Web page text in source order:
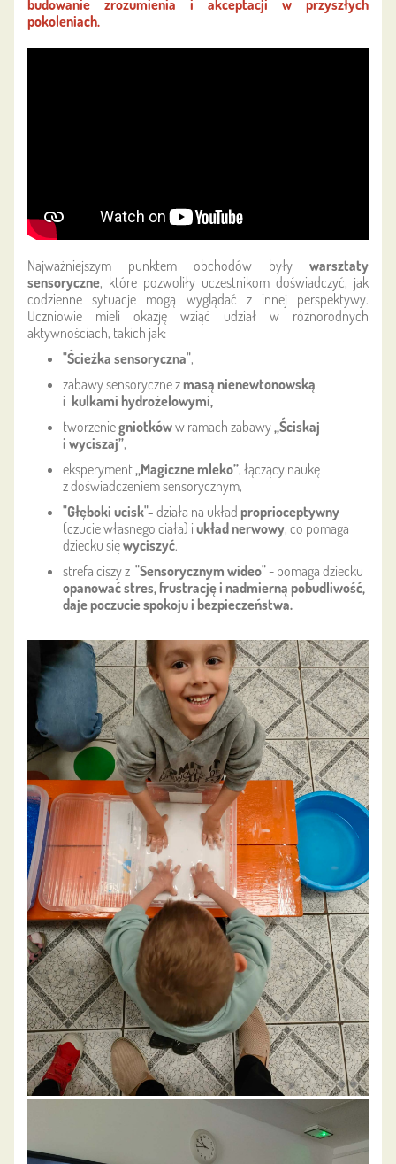
budowanie zrozumienia i akceptacji w przyszłych
pokoleniach.
Najważniejszym punktem obchodów były warsztaty
sensoryczne, które pozwoliły uczestnikom doświadczyć, jak
codzienne sytuacje mogą wyglądać z innej perspektywy.
Uczniowie mieli okazję wziąć udział w różnorodnych
aktywnościach, takich jak:
"Ścieżka sensoryczna",
zabawy sensoryczne zmasą nienewtonowską
i kulkami hydrożelowymi,
tworzeniegniotkóww ramach zabawy„Ściskaj
i wyciszaj”,
eksperyment„Magiczne mleko”, łączący naukę
z doświadczeniem sensorycznym,
"Głęboki ucisk"- działa na układ proprioceptywny
(czucie własnego ciała) i układ nerwowy, co pomaga
dziecku sięwyciszyć.
strefa ciszy z "Sensorycznym wideo" - pomaga dziecku
opanować stres, frustrację i nadmierną pobudliwość,
daje poczucie spokoju i bezpieczeństwa.